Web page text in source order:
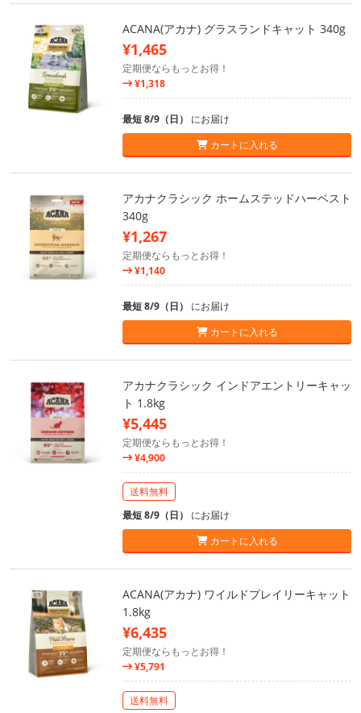
ACANA(アカナ) グラスランドキャット 340g
¥1,465
定期便ならもっとお得！
¥1,318
最短 8/9（日） にお届け
カートに入れる
アカナクラシック ホームステッドハーベスト
340g
¥1,267
定期便ならもっとお得！
¥1,140
最短 8/9（日） にお届け
カートに入れる
アカナクラシック インドアエントリーキャッ
ト 1.8kg
¥5,445
定期便ならもっとお得！
¥4,900
送料無料
最短 8/9（日） にお届け
カートに入れる
ACANA(アカナ) ワイルドプレイリーキャット
1.8kg
¥6,435
定期便ならもっとお得！
¥5,791
送料無料